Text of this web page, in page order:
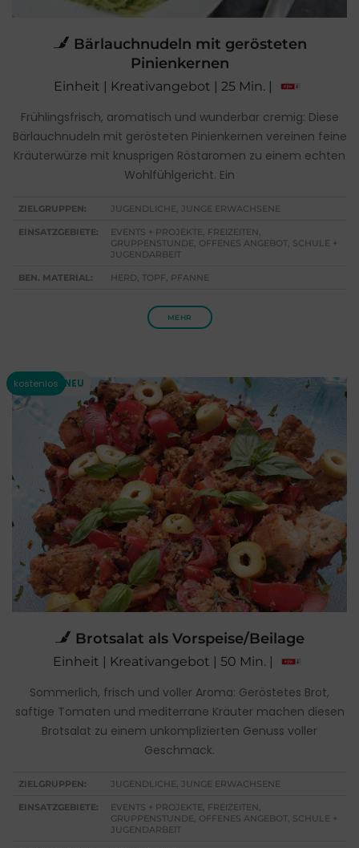
Bärlauchnudeln mit gerösteten
Pinienkernen
Einheit | Kreativangebot | 25 Min. |
Frühlingsfrisch, aromatisch und wunderbar cremig: Diese
Bärlauchnudeln mit gerösteten Pinienkernen vereinen feine
Kräuterwürze mit knusprigen Röstaromen zu einem echten
Wohlfühlgericht. Ein
ZIELGRUPPEN: JUGENDLICHE, JUNGE ERWACHSENE
EINSATZGEBIETE:
EVENTS + PROJEKTE, FREIZEITEN,
GRUPPENSTUNDE, OFFENES ANGEBOT, SCHULE +
JUGENDARBEIT
BEN. MATERIAL: HERD, TOPF, PFANNE
MEHR
Brotsalat als Vorspeise/Beilage
Einheit | Kreativangebot | 50 Min. |
Sommerlich, frisch und voller Aroma: Geröstetes Brot,
saftige Tomaten und mediterrane Kräuter machen diesen
Brotsalat zu einem unkomplizierten Genuss voller
Geschmack.
ZIELGRUPPEN: JUGENDLICHE, JUNGE ERWACHSENE
EINSATZGEBIETE:
EVENTS + PROJEKTE, FREIZEITEN,
GRUPPENSTUNDE, OFFENES ANGEBOT, SCHULE +
JUGENDARBEIT